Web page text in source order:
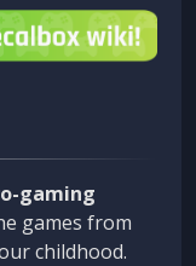
gaming
games from
childhood.